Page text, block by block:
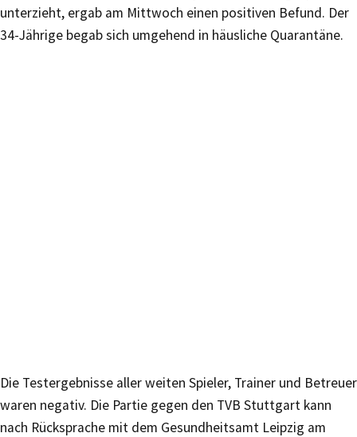
unterzieht, ergab am Mittwoch einen positiven Befund. Der
34-Jährige begab sich umgehend in häusliche Quarantäne.
Die Testergebnisse aller weiten Spieler, Trainer und Betreuer
waren negativ. Die Partie gegen den TVB Stuttgart kann
nach Rücksprache mit dem Gesundheitsamt Leipzig am